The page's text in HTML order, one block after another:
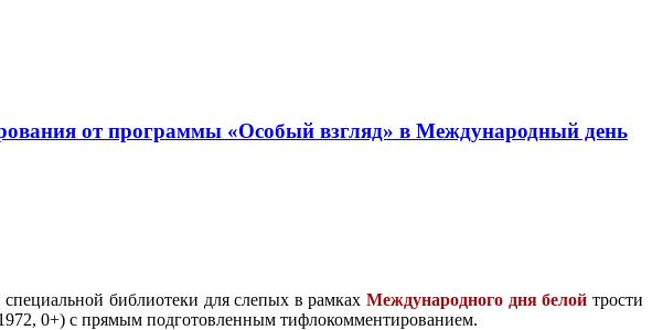
от программы «Особый взгляд» в Международный день
библиотеки для слепых в рамкахМеждународного дня белой трости
0+) с прямым подготовленным тифлокомментированием.